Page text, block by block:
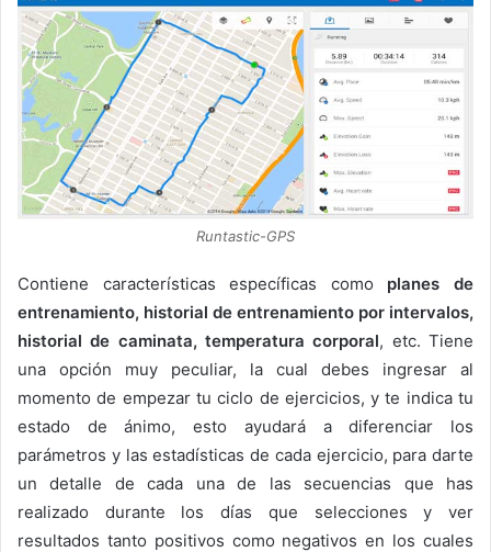
Runtastic-GPS
Contiene características específicas como planes de
entrenamiento, historial de entrenamiento por intervalos,
historial de caminata, temperatura corporal, etc. Tiene
una opción muy peculiar, la cual debes ingresar al
momento de empezar tu ciclo de ejercicios, y te indica tu
estado de ánimo, esto ayudará a diferenciar los
parámetros y las estadísticas de cada ejercicio, para darte
un detalle de cada una de las secuencias que has
realizado durante los días que selecciones y ver
resultados tanto positivos como negativos en los cuales